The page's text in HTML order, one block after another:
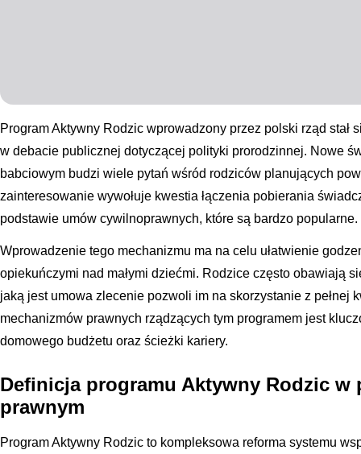
Program Aktywny Rodzic wprowadzony przez polski rząd stał
w debacie publicznej dotyczącej polityki prorodzinnej. Nowe
babciowym budzi wiele pytań wśród rodziców planujących
zainteresowanie wywołuje kwestia łączenia pobierania
podstawie umów cywilnoprawnych, które są bardzo popularne.
Wprowadzenie tego mechanizmu ma na celu ułatwienie
opiekuńczymi nad małymi dziećmi. Rodzice często obawiają
jaką jest umowa zlecenie pozwoli im na skorzystanie z pełnej
mechanizmów prawnych rządzących tym programem jest
domowego budżetu oraz ścieżki kariery.
Definicja programu Aktywny Rodzic w
prawnym
Program Aktywny Rodzic to kompleksowa reforma systemu